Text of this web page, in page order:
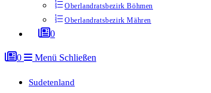
Oberlandratsbezirk Böhmen
Oberlandratsbezirk Mähren
0
0 Menü Schließen
Sudetenland